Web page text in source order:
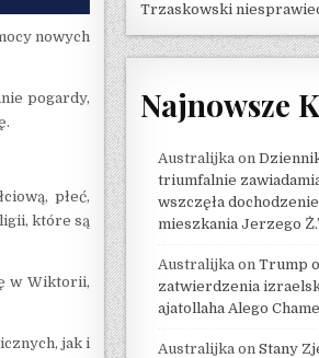
nowych
pogardy,
płeć,
które są
w Wiktorii,
jak i
Trzaskowski
Najnowsze
Australijkaon
triumfalnie
wszczęła
mieszkania Jerzego
Australijkaon Trump
zatwierdzenia
ajatollaha Alego
Australijkaon Stany